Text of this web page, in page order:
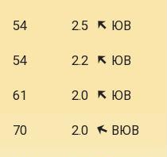
54 2.5 ЮВ
54 2.2 ЮВ
61 2.0 ЮВ
70 2.0 ВЮВ